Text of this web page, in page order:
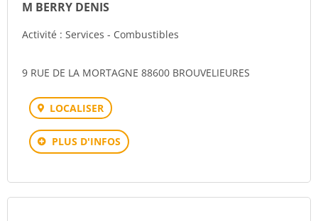
M BERRY DENIS
Activité : Services - Combustibles
9 RUE DE LA MORTAGNE 88600 BROUVELIEURES
LOCALISER
PLUS D'INFOS